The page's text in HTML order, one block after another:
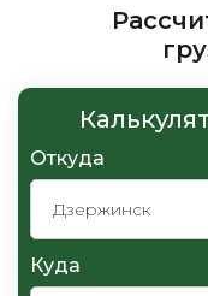
Откуда
Куда